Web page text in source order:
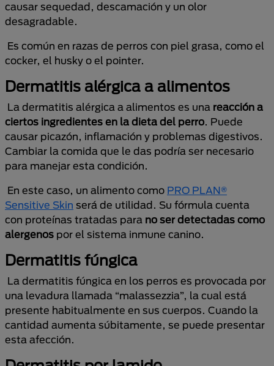
causar sequedad, descamación y un olor
desagradable.
Es común en razas de perros con piel grasa, como el
cocker, el husky o el pointer.
Dermatitis alérgica a alimentos
La dermatitis alérgica a alimentos es una reacción a
ciertos ingredientes en la dieta del perro. Puede
causar picazón, inflamación y problemas digestivos.
Cambiar la comida que le das podría ser necesario
para manejar esta condición.
En este caso, un alimento como PRO PLAN®
Sensitive Skin será de utilidad. Su fórmula cuenta
con proteínas tratadas para no ser detectadas como
alergenos por el sistema inmune canino.
Dermatitis fúngica
La dermatitis fúngica en los perros es provocada por
una levadura llamada “malassezzia”, la cual está
presente habitualmente en sus cuerpos. Cuando la
cantidad aumenta súbitamente, se puede presentar
esta afección.